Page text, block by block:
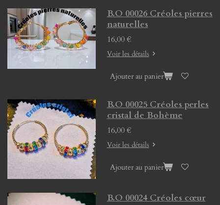
B.O 00026 Créoles pierres
naturelles
16,00 €
Voir les détails
Ajouter au panier
B.O 00025 Créoles perles
cristal de Bohème
16,00 €
Voir les détails
Ajouter au panier
B.O 00024 Créoles cœur